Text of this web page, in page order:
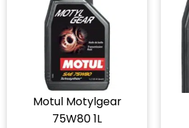
Motul Motylgear
75W80 1L